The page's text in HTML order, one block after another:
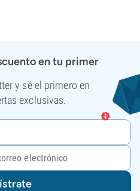
en tu primer
y sé el primero en
exclusivas.